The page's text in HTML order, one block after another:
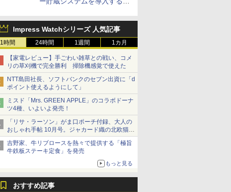
Impress Watchシリーズ 人気記事
1時間 24時間 1週間 1カ月
【家電レビュー】手ごわい雑草との戦い、コメ
リの草刈機で完全勝利 掃除機感覚で使えた
NTT島田社長、ソフトバンクのセブン出資に「d
ポイント使えるようにして」
ミスド「Mrs. GREEN APPLE」のコラボドーナ
ツ4種、いよいよ発売！
「リサ・ラーソン」がま口ポーチ付録、大人の
おしゃれ手帖 10月号。ジャカード織の北欧猫デ
ザイン
吉野家、牛リブロースを熱々で提供する「極旨
牛鉄板ステーキ定食」を発売
もっと見る
おすすめ記事